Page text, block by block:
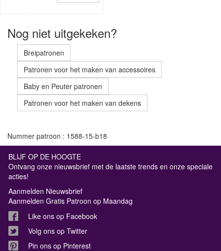
Nog niet uitgekeken?
Breipatronen
Patronen voor het maken van accessoires
Baby en Peuter patronen
Patronen voor het maken van dekens
Nummer patroon : 1588-15-b18
BLIJF OP DE HOOGTE
Ontvang onze nieuwsbrief met de laatste trends en onze speciale
acties!
Aanmelden Nieuwsbrief
Aanmelden Gratis Patroon op Maandag
Like ons op Facebook
Volg ons op Twitter
Pin ons op Pinterest